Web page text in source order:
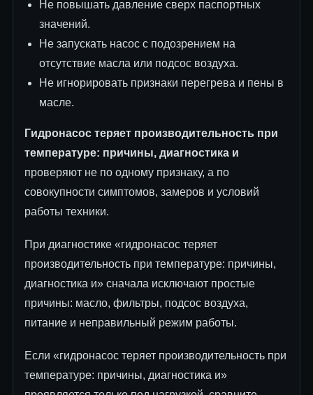
Не повышать давление сверх паспортных
значений.
Не запускать насос с подозрением на
отсутствие масла или подсос воздуха.
Не игнорировать признаки перегрева и пены в
масле.
Гидронасос теряет производительность при
температуре: причины, диагностика и
проверяют не по одному признаку, а по
совокупности симптомов, замеров и условий
работы техники.
При диагностике «гидронасос теряет
производительность при температуре: причины,
диагностика и» сначала исключают простые
причины: масло, фильтры, подсос воздуха,
питание и неправильный режим работы.
Если «гидронасос теряет производительность при
температуре: причины, диагностика и»